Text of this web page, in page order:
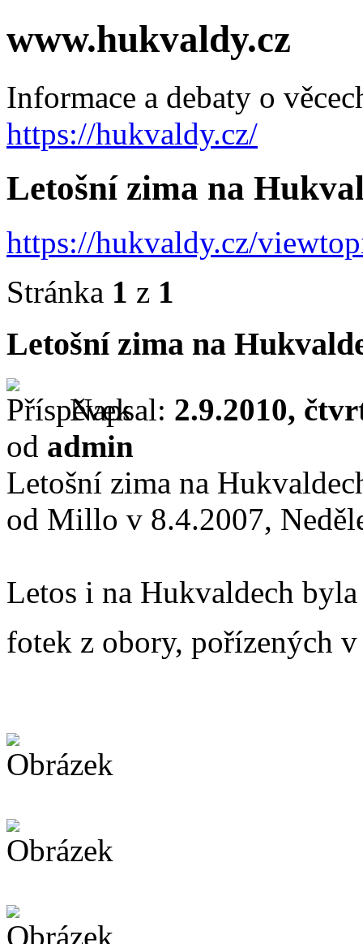
www.hukvaldy.cz
Informace a debaty o
https://hukvaldy.cz/
Letošní zima na
https://hukvaldy.cz/
Stránka 1 z 1
Letošní zima na
Napsal: 2.9.2010,
od admin
Letošní zima na
od Millo v 8.4.2007,
Letos i na Hukvaldech
fotek z obory, pořízených